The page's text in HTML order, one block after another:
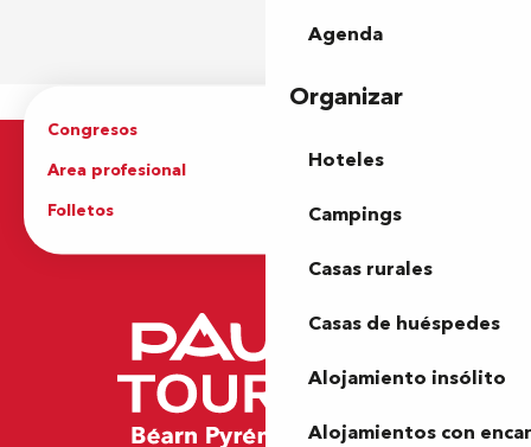
Agenda
Organizar
Hoteles
Campings
Casas rurales
Casas de huéspedes
Alojamiento insólito
Alojamientos con
Congresos
Area profesional
Prensa
Folletos
Oficina de Turismo